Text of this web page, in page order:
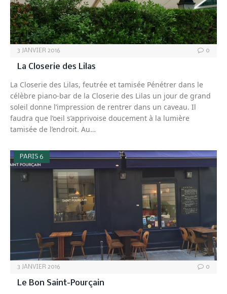
3 JANVIER 2016 0
La Closerie des Lilas
La Closerie des Lilas, feutrée et tamisée Pénétrer dans le
célèbre piano-bar de la Closerie des Lilas un jour de grand
soleil donne l’impression de rentrer dans un caveau. Il
faudra que l’oeil s’apprivoise doucement à la lumière
tamisée de l’endroit. Au…
PARIS 6
3 JANVIER 2016 0
Le Bon Saint-Pourçain